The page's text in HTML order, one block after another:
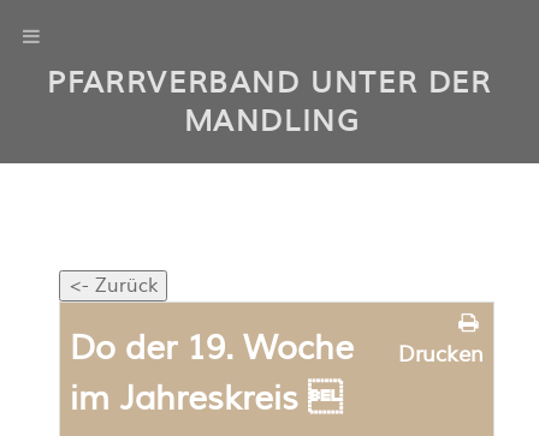
PFARRVERBAND UNTER DER
MANDLING
Drucken
Do der 19. Woche
im Jahreskreis 